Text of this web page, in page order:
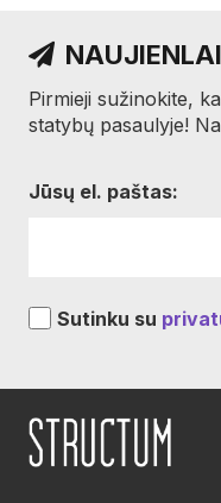
Pirmieji sužinokite,
statybų pasaulyje!
Jūsų el. paštas:
Sutinku su